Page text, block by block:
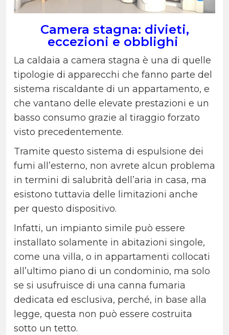
Camera stagna: divieti,
eccezioni e obblighi
La caldaia a camera stagna è una di quelle
tipologie di apparecchi che fanno parte del
sistema riscaldante di un appartamento, e
che vantano delle elevate prestazioni e un
basso consumo grazie al tiraggio forzato
visto precedentemente.
Tramite questo sistema di espulsione dei
fumi all’esterno, non avrete alcun problema
in termini di salubrità dell’aria in casa, ma
esistono tuttavia delle limitazioni anche
per questo dispositivo.
Infatti, un impianto simile può essere
installato solamente in abitazioni singole,
come una villa, o in appartamenti collocati
all’ultimo piano di un condominio, ma solo
se si usufruisce di una canna fumaria
dedicata ed esclusiva, perché, in base alla
legge, questa non può essere costruita
sotto un tetto.